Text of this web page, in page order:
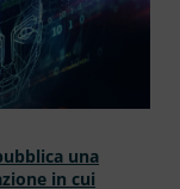
una
in cui